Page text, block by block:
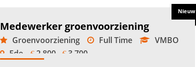
Medewerker groenvoorziening
Groenvoorziening Full Time
VMBO
Ede
€2.800 - €3.700
Nieuw